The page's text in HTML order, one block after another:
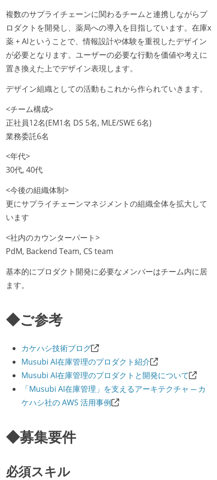
複数のサプライチェーンに関わるチームと連携しながらプ
ロダクトを開発し、薬局への導入を目指しています。在庫x
薬 + AIということで、情報設計や体験を重視したデザイン
が必要となります。ユーザーの必要な行動を価値や考えに
置き換えた上でデザイン表現します。
デザイン組織としての活動もこれから作られていきます。
<チーム構成>
正社員12名(EM1名 DS 5名, MLE/SWE 6名)
業務委託6名
<年代>
30代, 40代
<今後の組織体制>
更にサプライチェーンマネジメントの組織全体を拡大して
います
<社内のカウンターパート>
PdM, Backend Team, CS team
基本的にプロダクト開発に必要なメンバーはチーム内に居
ます。
◆ご参考
カケハシ技術ブログ
Musubi AI在庫管理のプロダクト紹介
Musubi AI在庫管理のプロダクトと開発について
「Musubi AI在庫管理」を支えるアーキテクチャ ─ カ
ケハシ社の AWS 活用事例
◆募集要件
必須スキル